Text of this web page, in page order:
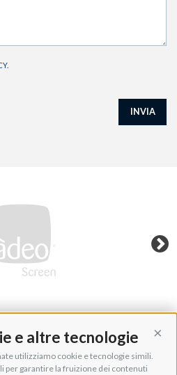
e altre tecnologie
utilizziamo cookie e tecnologie simili.
per garantire la fruizione dei contenuti
.
INVIA
Group S.r.l.